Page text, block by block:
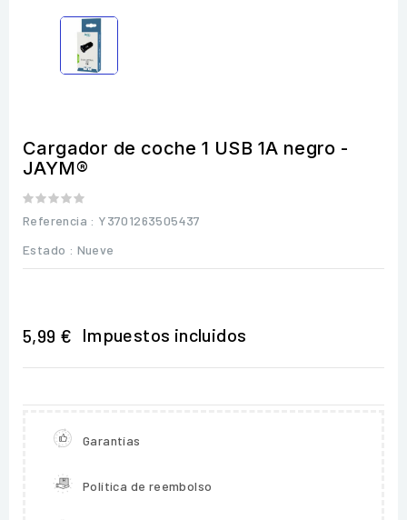
Cargador de coche 1 USB 1A negro -
JAYM®
Referencia : Y3701263505437
Estado : Nueve
5,99 € Impuestos incluidos
Garantías
Política de reembolso